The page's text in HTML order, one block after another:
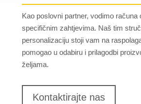
Kao poslovni partner, vodimo računa
specifičnim zahtjevima. Naš tim
personalizaciju stoji vam na
pomogao u odabiru i prilagodbi
željama.
Kontaktirajte nas